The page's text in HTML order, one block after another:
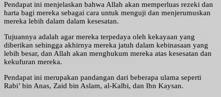
Pendapat ini menjelaskan bahwa Allah akan memperluas rezeki dan
harta bagi mereka sebagai cara untuk menguji dan menjerumuskan
mereka lebih dalam dalam kesesatan.
Tujuannya adalah agar mereka terpedaya oleh kekayaan yang
diberikan sehingga akhirnya mereka jatuh dalam kebinasaan yang
lebih besar, dan Allah akan menghukum mereka atas kesesatan dan
kekufuran mereka.
Pendapat ini merupakan pandangan dari beberapa ulama seperti
Rabi’ bin Anas, Zaid bin Aslam, al-Kalbi, dan Ibn Kaysan.